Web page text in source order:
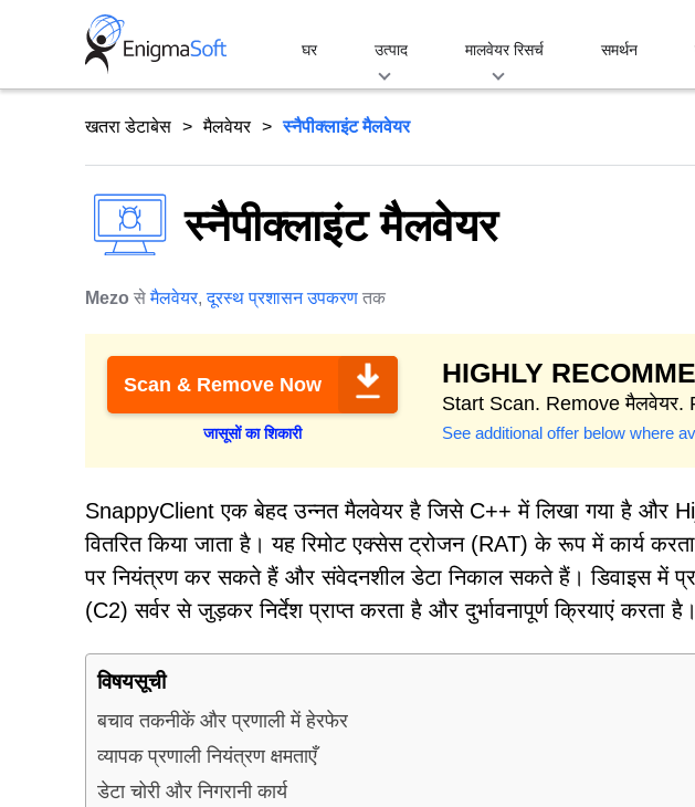
घर उत्पाद मालवेयर रिसर्च समर्थन
खतरा डेटाबेस मैलवेयर स्नैपीक्लाइंट मैलवेयर
स्नैपीक्लाइंट मैलवेयर
Mezo सेमैलवेयर,दूरस्थ प्रशासन उपकरण तक
Scan & Remove Now
जासूसों का शिकारी
HIGHLY
Start Scan. Remove मैलवेयर.
See additional offer below where
SnappyClient एक बेहद उन्नत मैलवेयर है जिसे C++ में लिखा गया है और
वितरित किया जाता है। यह रिमोट एक्सेस ट्रोजन (RAT) के रूप में कार्य
पर नियंत्रण कर सकते हैं और संवेदनशील डेटा निकाल सकते हैं। डिवाइस में
(C2) सर्वर से जुड़कर निर्देश प्राप्त करता है और दुर्भावनापूर्ण क्रियाएं करता है।
विषयसूची
बचाव तकनीकें और प्रणाली में हेरफेर
व्यापक प्रणाली नियंत्रण क्षमताएँ
डेटा चोरी और निगरानी कार्य